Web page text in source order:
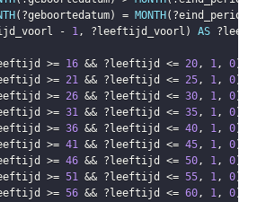
( ?geboortedatum) = MONTH ( ?eind_periode
- 1, ?leeftijd_voorl ) AS
>= 16 && ?leeftijd <= 20, 1, 0)
>= 21 && ?leeftijd <= 25, 1, 0)
>= 26 && ?leeftijd <= 30, 1, 0)
>= 31 && ?leeftijd <= 35, 1, 0)
>= 36 && ?leeftijd <= 40, 1, 0)
>= 41 && ?leeftijd <= 45, 1, 0)
>= 46 && ?leeftijd <= 50, 1, 0)
>= 51 && ?leeftijd <= 55, 1, 0)
>= 56 && ?leeftijd <= 60, 1, 0)